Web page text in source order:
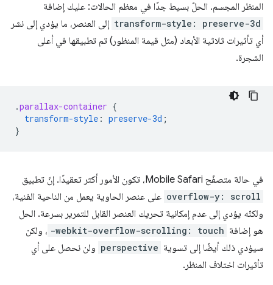
المنظر المجسم. الحلّ بسيط جدًا في معظم الحالات: عليك إضافة
transform-style: preserve-3d إلى العنصر، ما يؤدي إلى نشر
أي تأثيرات ثلاثية الأبعاد (مثل قيمة المنظور) تم تطبيقها في أعلى
الشجرة.
.parallax-container {
transform-style : preserve-3d ;
}
في حالة متصفّح Mobile Safari، تكون الأمور أكثر تعقيدًا. إنّ تطبيق
overflow-y: scroll على عنصر الحاوية يعمل من الناحية الفنية،
ولكنّه يؤدي إلى عدم إمكانية تحريك العنصر القابل للتمرير بسرعة. الحل
هو إضافة -webkit-overflow-scrolling: touch ، ولكن
سيؤدي ذلك أيضًا إلى تسوية perspective ولن نحصل على أي
تأثيرات اختلاف المنظر.